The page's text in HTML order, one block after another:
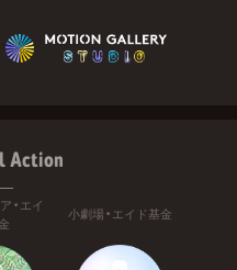
Action
・エイ
小劇場・エイド基金